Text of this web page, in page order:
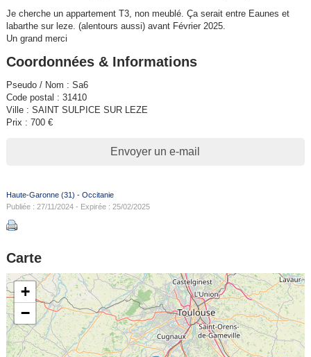
Je cherche un appartement T3, non meublé. Ça serait entre Eaunes et
labarthe sur leze. (alentours aussi) avant Février 2025.
Un grand merci
Coordonnées & Informations
Pseudo / Nom : Sa6
Code postal : 31410
Ville : SAINT SULPICE SUR LEZE
Prix : 700 €
Envoyer un e-mail
Haute-Garonne (31) - Occitanie
Publiée : 27/11/2024 - Expirée : 25/02/2025
Carte
+
−